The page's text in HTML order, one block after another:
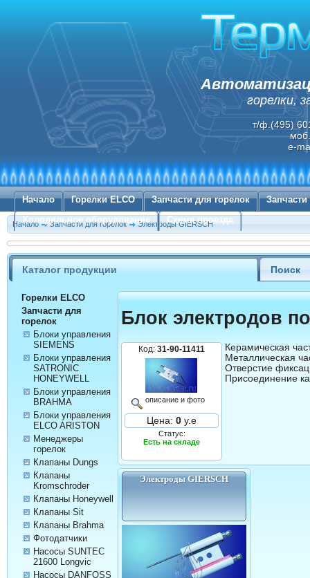
горелки,
т/ф.(495)
e-
Начало Горелки ELCO Запчасти для горелок
Холодильное оборудование
Схема проезда
Начало Запчасти для горелок Электроды GIERSCH
Каталог продукции Поиск
Горелки ELCO
Запчасти для
горелок
Блоки управления
SIEMENS
Блоки управления
SATRONIC
HONEYWELL
Блоки управления
BRAHMA
Блоки управления
ELCO ARISTON
Менеджеры
горелок
Клапаны Dungs
Клапаны
Kromschroder
Клапаны Honeywell
Клапаны Sit
Клапаны Brahma
Фотодатчики
Насосы SUNTEC
21600 Longvic
Насосы DANFOSS
Блок электродов
Код:31-90-11411
описание и фото
Цена: 0 у.е
Статус:
Есть на складе
Керамическая
Металлическая
Отверстие
Электроды GIERSCH